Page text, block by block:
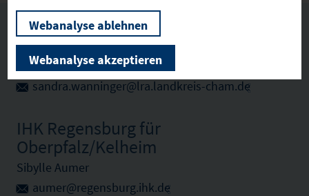
Ansprechpartner vor Ort
Sandra Wanninger
sandra.wanninger@lra.landkreis-cham.de
IHK Regensburg für
Oberpfalz/Kelheim
Sibylle Aumer
aumer@regensburg.ihk.de
Webanalyse ablehnen
Webanalyse akzeptieren